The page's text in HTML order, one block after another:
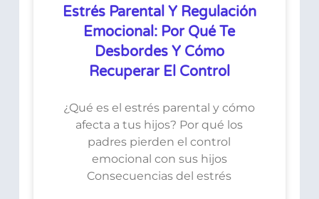
Estrés Parental Y Regulación
Emocional: Por Qué Te
Desbordes Y Cómo
Recuperar El Control
¿Qué es el estrés parental y cómo
afecta a tus hijos? Por qué los
padres pierden el control
emocional con sus hijos
Consecuencias del estrés